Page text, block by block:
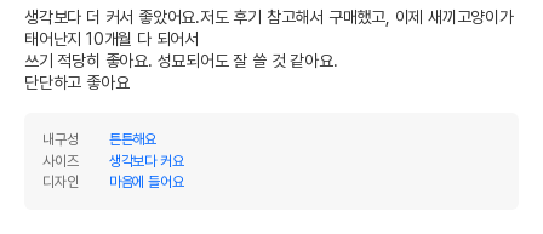
생각보다 더 커서 좋았어요.저도 후기 참고해서 구매했고, 이제 새끼고양이가
태어난지 10개월 다 되어서
쓰기 적당히 좋아요. 성묘되어도 잘 쓸 것 같아요.
단단하고 좋아요
내구성
튼튼해요
사이즈
생각보다 커요
디자인
마음에 들어요